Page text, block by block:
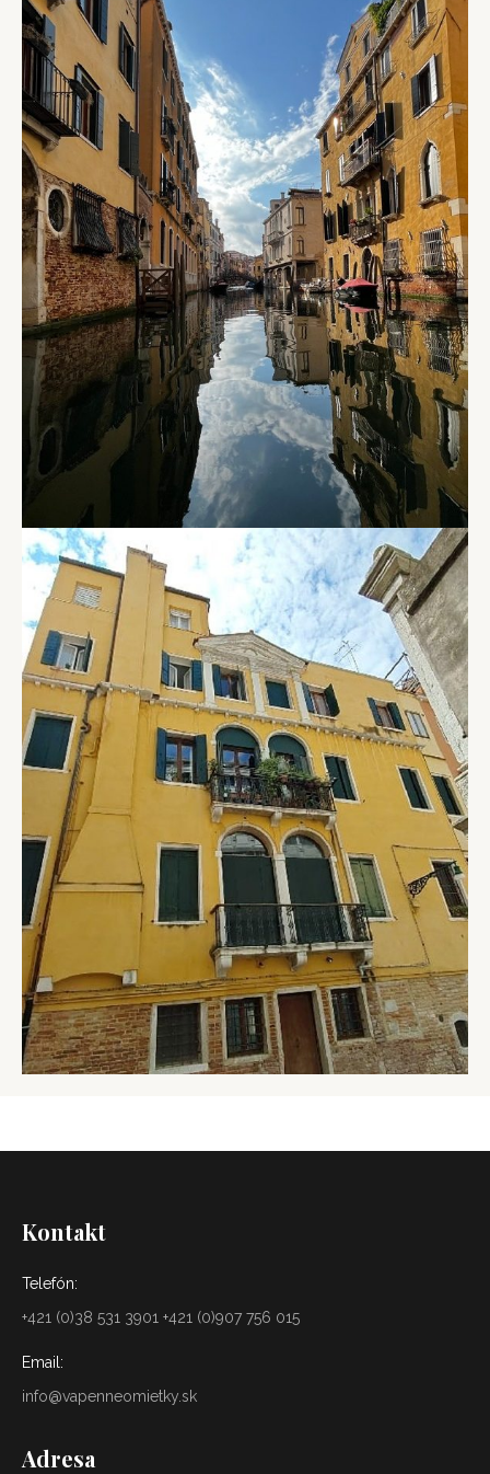
Kontakt
Telefón:
+421 (0)38 531 3901 +421 (0)907 756 015
Email:
info@vapenneomietky.sk
Adresa